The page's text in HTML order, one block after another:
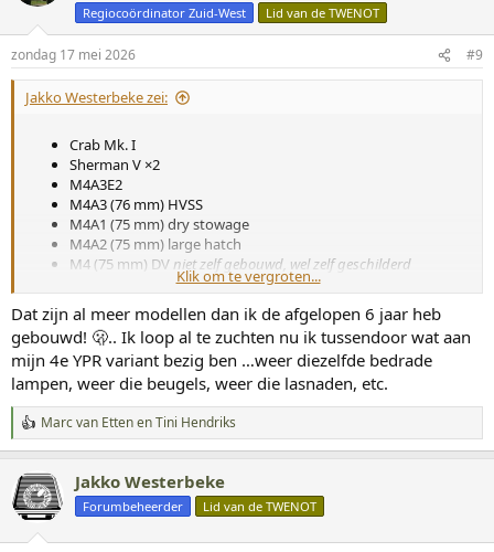
i
n
g
n
Regiocoördinator Zuid-West
Lid van de TWENOT
zondag 17 mei 2026 #9
Jakko Westerbeke zei:
Crab Mk. I
Sherman V ×2
M4A3E2
M4A3 (76 mm) HVSS
M4A1 (75 mm) dry stowage
M4A2 (75 mm) large hatch
M4 (75 mm) DV niet zelf gebouwd, wel zelf geschilderd
M4A3 (76 mm) VVSSback to the eighties
BARV
M4A3 (90 mm) HVSS wat-als
Sherman III
M4 (105 mm) HVSS
Daarnaast een paar die nog in aanbouw zijn (een T6, een M32B1
met T1E1 mijnenwals en dus deze M4A3 (76 mm) VVSS).
Klik om te vergroten...
Dat zijn al meer modellen dan ik de afgelopen 6 jaar heb
gebouwd! 🫢.. Ik loop al te zuchten nu ik tussendoor wat aan
mijn 4e YPR variant bezig ben …weer diezelfde bedrade
lampen, weer die beugels, weer die lasnaden, etc.
W
a
r
d
e
Marc van EttenenTini Hendriks
Jakko Westerbeke
Forumbeheerder Lid van de TWENOT